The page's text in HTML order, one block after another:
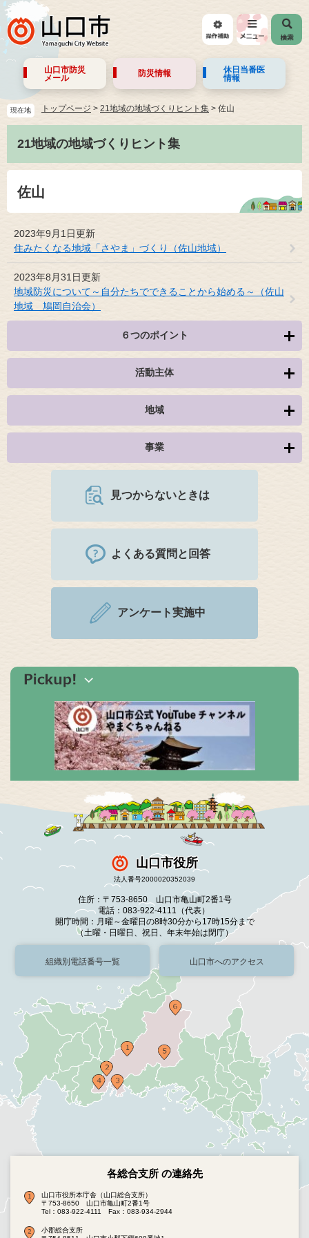
山口市防災
メール
防災情報
休日当番医
情報
現在地 トップページ > 21地域の地域づくりヒント集 > 佐山
21地域の地域づくりヒント集
佐山
2023年9月1日更新
住みたくなる地域「さやま」づくり（佐山地域）
2023年8月31日更新
地域防災について～自分たちでできることから始める～（佐山
地域 鳩岡自治会）
６つのポイント
活動主体
地域
事業
見つからないときは
よくある質問と回答
アンケート実施中
山口市役所
法人番号2000020352039
住所：〒753-8650 山口市亀山町2番1号
電話：083-922-4111（代表）
開庁時間：月曜～金曜日の8時30分から17時15分まで
（土曜・日曜日、祝日、年末年始は閉庁）
組織別電話番号一覧 山口市へのアクセス
各総合支所 の連絡先
山口市役所本庁舎（山口総合支所）
〒753-8650 山口市亀山町2番1号
Tel：083-922-4111
Fax：083-934-2944
小郡総合支所